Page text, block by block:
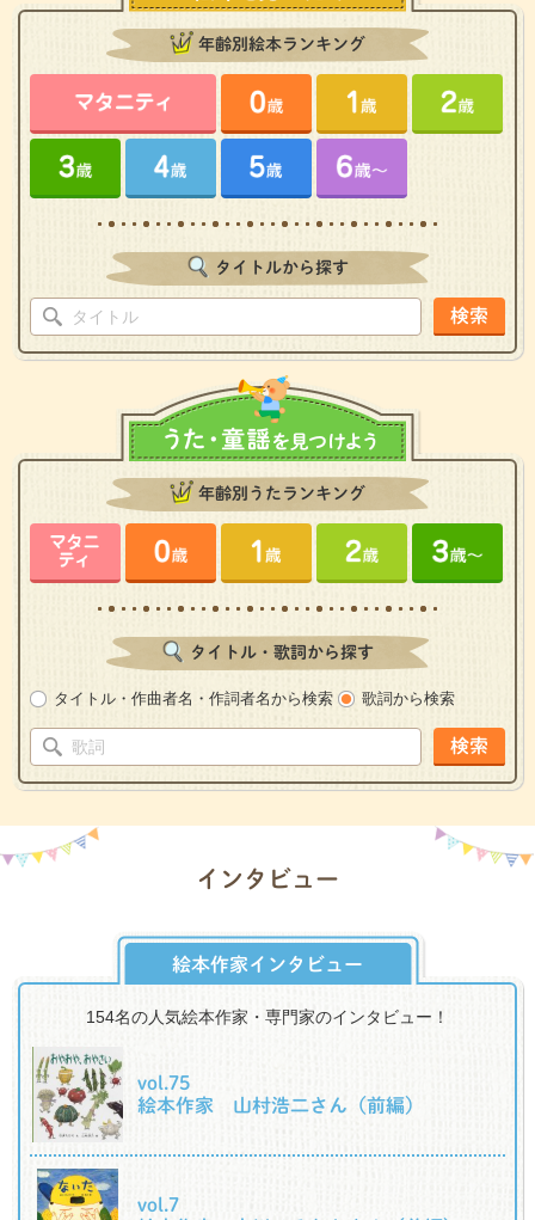
年齢別絵本ランキング
タイトルから探す
検索
年齢別うたランキング
タイトル・歌詞から探す
タイトル・作曲者名・作詞者名から検索 歌詞から検索
検索
インタビュー
絵本作家インタビュー
154名の人気絵本作家・専門家のインタビュー！
vol.75
絵本作家 山村浩二さん（前編）
vol.7